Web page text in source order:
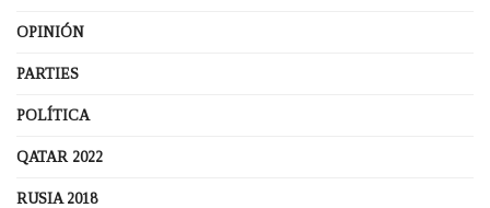
OPINIÓN
PARTIES
POLÍTICA
QATAR 2022
RUSIA 2018